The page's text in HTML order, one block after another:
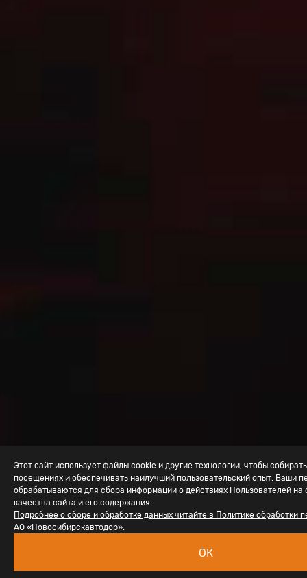
Этот сайт использует файлы cookie и другие технологии, чтобы
посещениях и обеспечивать наилучший пользовательский опыт. Ваши
обрабатываются для сбора информации о действиях Пользователей на
качества сайта и его содержания.
Подробнее о сборе и обработке данных читайте в Политике обработки
АО «Новосибирскавтодор».
ОК